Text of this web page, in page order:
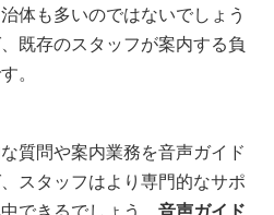
体も多いのではないでしょう
既存のスタッフが案内する負
。
質問や案内業務を音声ガイド
スタッフはより専門的なサポ
できるでしょう。音声ガイド